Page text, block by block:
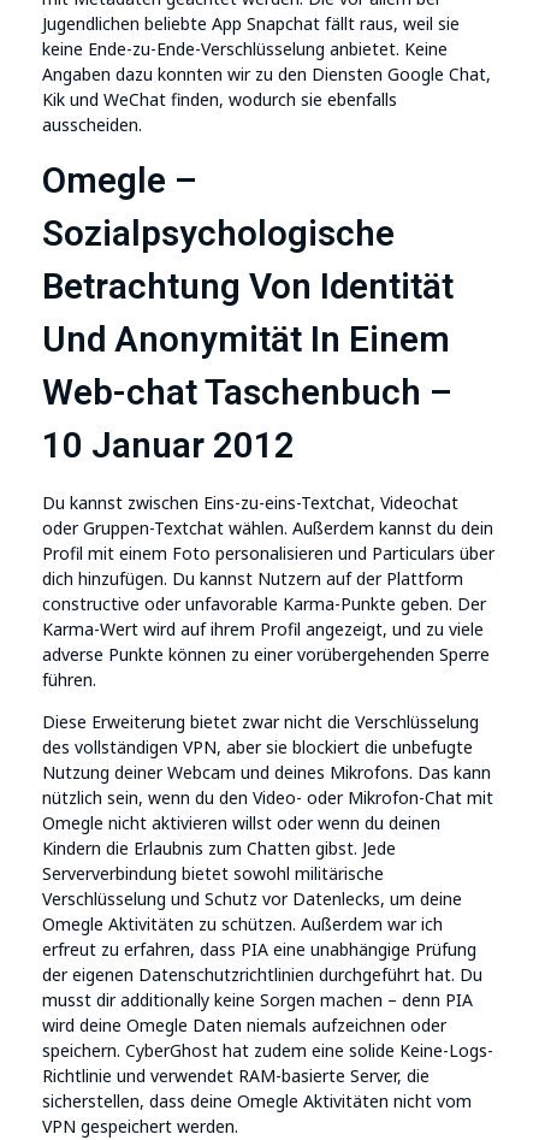
Jugendlichen beliebte App Snapchat fällt raus, weil sie
keine Ende-zu-Ende-Verschlüsselung anbietet. Keine
Angaben dazu konnten wir zu den Diensten Google Chat,
Kik und WeChat finden, wodurch sie ebenfalls
ausscheiden.
Omegle –
Sozialpsychologische
Betrachtung Von Identität
Und Anonymität In Einem
Web-chat Taschenbuch –
10 Januar 2012
Du kannst zwischen Eins-zu-eins-Textchat, Videochat
oder Gruppen-Textchat wählen. Außerdem kannst du dein
Profil mit einem Foto personalisieren und Particulars über
dich hinzufügen. Du kannst Nutzern auf der Plattform
constructive oder unfavorable Karma-Punkte geben. Der
Karma-Wert wird auf ihrem Profil angezeigt, und zu viele
adverse Punkte können zu einer vorübergehenden Sperre
führen.
Diese Erweiterung bietet zwar nicht die Verschlüsselung
des vollständigen VPN, aber sie blockiert die unbefugte
Nutzung deiner Webcam und deines Mikrofons. Das kann
nützlich sein, wenn du den Video- oder Mikrofon-Chat mit
Omegle nicht aktivieren willst oder wenn du deinen
Kindern die Erlaubnis zum Chatten gibst. Jede
Serververbindung bietet sowohl militärische
Verschlüsselung und Schutz vor Datenlecks, um deine
Omegle Aktivitäten zu schützen. Außerdem war ich
erfreut zu erfahren, dass PIA eine unabhängige Prüfung
der eigenen Datenschutzrichtlinien durchgeführt hat. Du
musst dir additionally keine Sorgen machen – denn PIA
wird deine Omegle Daten niemals aufzeichnen oder
speichern. CyberGhost hat zudem eine solide Keine-Logs-
Richtlinie und verwendet RAM-basierte Server, die
sicherstellen, dass deine Omegle Aktivitäten nicht vom
VPN gespeichert werden.